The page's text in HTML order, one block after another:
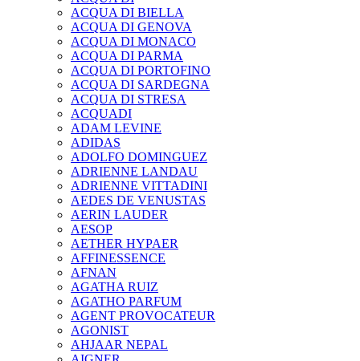
ACQUA DI BIELLA
ACQUA DI GENOVA
ACQUA DI MONACO
ACQUA DI PARMA
ACQUA DI PORTOFINO
ACQUA DI SARDEGNA
ACQUA DI STRESA
ACQUADI
ADAM LEVINE
ADIDAS
ADOLFO DOMINGUEZ
ADRIENNE LANDAU
ADRIENNE VITTADINI
AEDES DE VENUSTAS
AERIN LAUDER
AESOP
AETHER HYPAER
AFFINESSENCE
AFNAN
AGATHA RUIZ
AGATHO PARFUM
AGENT PROVOCATEUR
AGONIST
AHJAAR NEPAL